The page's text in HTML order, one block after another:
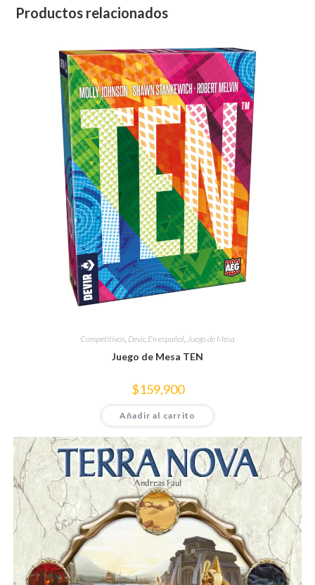
Productos relacionados
Competitivos, Devir, En español,Juego de Mesa
Juego de Mesa TEN
$159,900
Añadir al carrito